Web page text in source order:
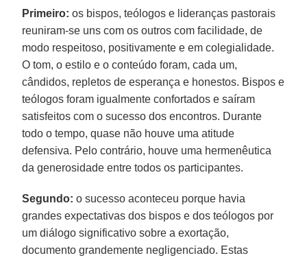
Primeiro: os bispos, teólogos e lideranças pastorais
reuniram-se uns com os outros com facilidade, de
modo respeitoso, positivamente e em colegialidade.
O tom, o estilo e o conteúdo foram, cada um,
cândidos, repletos de esperança e honestos. Bispos e
teólogos foram igualmente confortados e saíram
satisfeitos com o sucesso dos encontros. Durante
todo o tempo, quase não houve uma atitude
defensiva. Pelo contrário, houve uma hermenêutica
da generosidade entre todos os participantes.
Segundo: o sucesso aconteceu porque havia
grandes expectativas dos bispos e dos teólogos por
um diálogo significativo sobre a exortação,
documento grandemente negligenciado. Estas